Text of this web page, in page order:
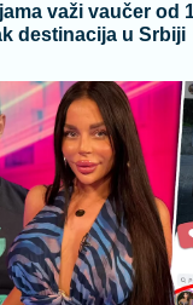
važi vaučer od
destinacija u Srbiji